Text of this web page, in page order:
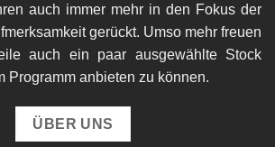
auch immer mehr in den Fokus der
gerückt. Umso mehr freuen
auch ein paar ausgewählte Stock
Programm anbieten zu können.
ÜBER UNS